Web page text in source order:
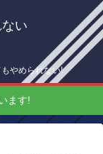
い
やめられない!
ます!